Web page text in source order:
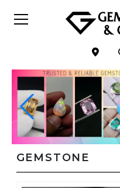
GEMSTONE